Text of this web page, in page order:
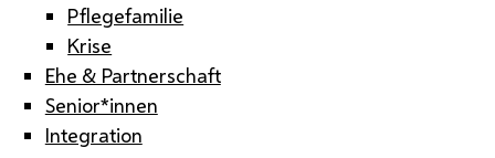
Pflegefamilie
Krise
Ehe & Partnerschaft
Senior*innen
Integration